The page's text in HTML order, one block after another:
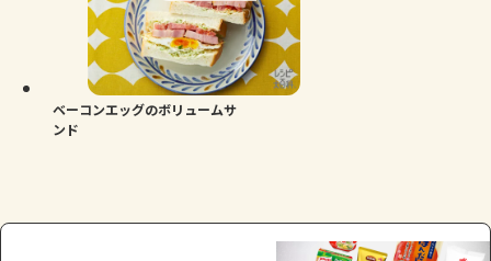
よくあるお問い合わせ
お買い物
ベーコンエッグのボリュームサ
ンド